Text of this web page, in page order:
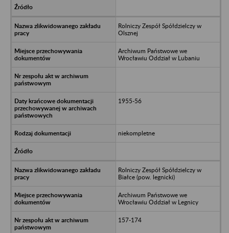
Rolniczy Zespół Spółdzielczy w
Olsznej
Archiwum Państwowe we
Wrocławiu Oddział w Lubaniu
1955-56
niekompletne
Rolniczy Zespół Spółdzielczy w
Białce (pow. legnicki)
Archiwum Państwowe we
Wrocławiu Oddział w Legnicy
157-174